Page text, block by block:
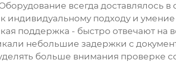
всегда доставлялось
к индивидуальному подходу и
поддержка - быстро отвечают на
небольшие задержки с
больше внимания проверке